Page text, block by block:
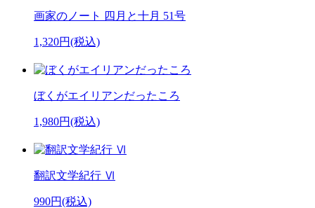
画家のノート 四月と十月 51号
1,320円(税込)
ぼくがエイリアンだったころ
1,980円(税込)
翻訳文学紀行 Ⅵ
990円(税込)